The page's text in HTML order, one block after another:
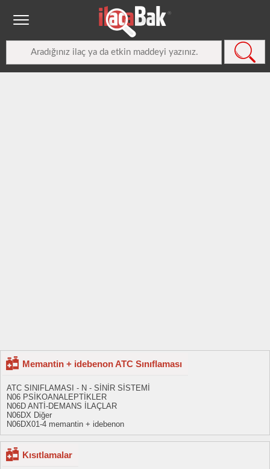
Memantin + idebenon ATC Sınıflaması
ATC SINIFLAMASI - N - SİNİR SİSTEMİ
N06 PSİKOANALEPTİKLER
N06D ANTİ-DEMANS İLAÇLAR
N06DX Diğer
N06DX01-4 memantin + idebenon
Kısıtlamalar